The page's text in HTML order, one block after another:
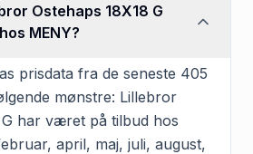
Ostehaps 18X18 G
MENY?
prisdata fra de seneste 405
mønstre: Lillebror
G har været på tilbud hos
april, maj, juli, august,